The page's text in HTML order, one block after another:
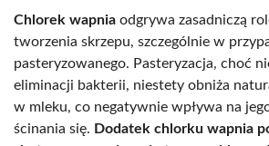
Chlorek wapnia odgrywa zasadniczą
tworzenia skrzepu, szczególnie w
pasteryzowanego. Pasteryzacja, choć
eliminacji bakterii, niestety obniża
w mleku, co negatywnie wpływa na
ścinania się. Dodatek chlorku wapnia